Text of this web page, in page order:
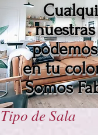
en tu
Somos
Tipo de Sala